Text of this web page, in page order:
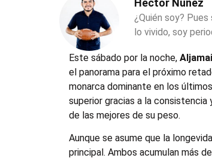
Hector Nuñez
¿Quién soy?
lo vivido, soy
Este sábado por la noche,
el panorama para el próximo
monarca dominante en los
superior gracias a la
de las mejores de su peso.
Aunque se asume que la
principal. Ambos acumulan más de